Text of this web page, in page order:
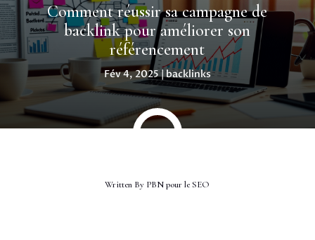
Comment réussir sa campagne de
backlink pour améliorer son
référencement
Fév 4, 2025|backlinks
Written By PBN pour le SEO